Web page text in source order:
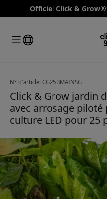
Officiel Click &
N° d'article: CG25BMAINSG
Click & Grow jardin
avec arrosage
culture LED pour 25